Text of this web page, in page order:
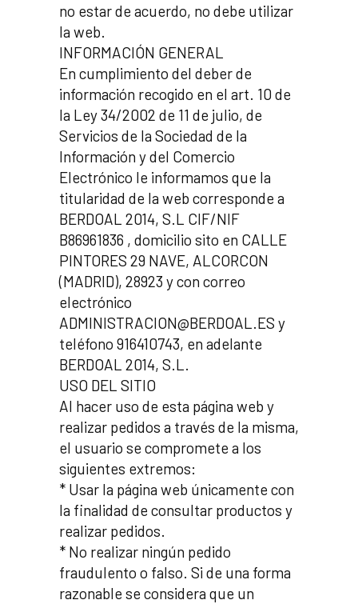
no estar de acuerdo, no debe utilizar
la web.
INFORMACIÓN GENERAL
En cumplimiento del deber de
información recogido en el art. 10 de
la Ley 34/2002 de 11 de julio, de
Servicios de la Sociedad de la
Información y del Comercio
Electrónico le informamos que la
titularidad de la web corresponde a
BERDOAL 2014, S.L CIF/NIF
B86961836 , domicilio sito en CALLE
PINTORES 29 NAVE, ALCORCON
(MADRID), 28923 y con correo
electrónico
ADMINISTRACION@BERDOAL.ES y
teléfono 916410743, en adelante
BERDOAL 2014, S.L.
USO DEL SITIO
Al hacer uso de esta página web y
realizar pedidos a través de la misma,
el usuario se compromete a los
siguientes extremos:
* Usar la página web únicamente con
la finalidad de consultar productos y
realizar pedidos.
* No realizar ningún pedido
fraudulento o falso. Si de una forma
razonable se considera que un